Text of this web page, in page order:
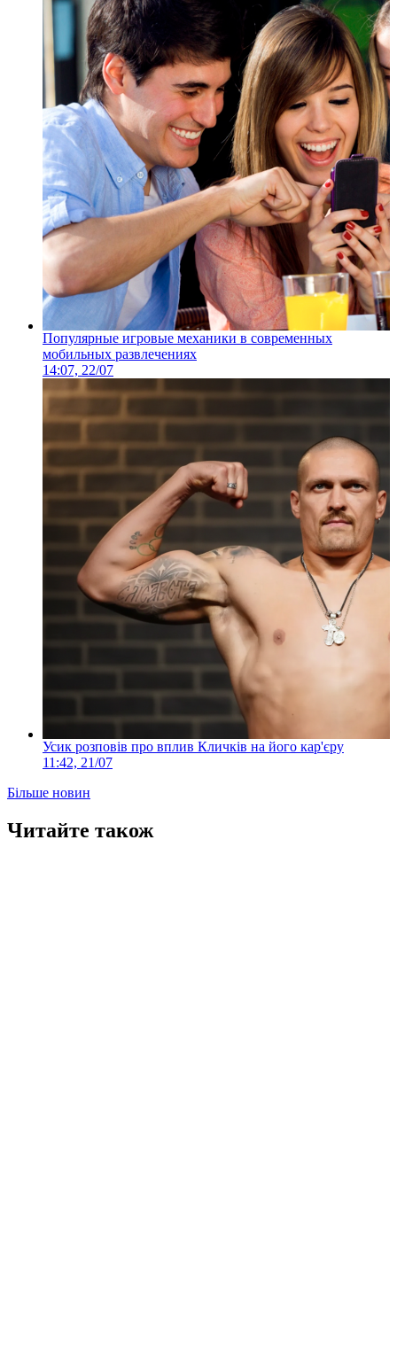
Популярные игровые механики в современных
мобильных развлечениях
14:07, 22/07
Усик розповів про вплив Кличків на його кар'єру
11:42, 21/07
Більше новин
Читайте також